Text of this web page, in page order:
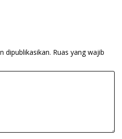
dipublikasikan. Ruas yang wajib